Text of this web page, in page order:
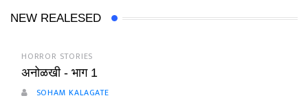
NEW REALESED
HORROR STORIES
अनोळखी - भाग 1
SOHAM KALAGATE